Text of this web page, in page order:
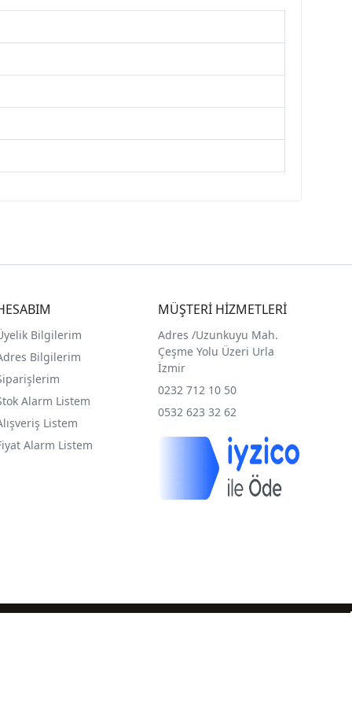
Bilgilerim
Bilgilerim
Alarm Listem
Listem
Alarm Listem
MÜŞTERİ HİZMETLERİ
Adres /Uzunkuyu Mah.
Çeşme Yolu Üzeri Urla
İzmir
0232 712 10 50
0532 623 32 62